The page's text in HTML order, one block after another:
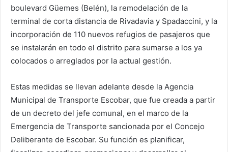
boulevard Güemes (Belén), la remodelación de la
terminal de corta distancia de Rivadavia y Spadaccini, y la
incorporación de 110 nuevos refugios de pasajeros que
se instalarán en todo el distrito para sumarse a los ya
colocados o arreglados por la actual gestión.
Estas medidas se llevan adelante desde la Agencia
Municipal de Transporte Escobar, que fue creada a partir
de un decreto del jefe comunal, en el marco de la
Emergencia de Transporte sancionada por el Concejo
Deliberante de Escobar. Su función es planificar,